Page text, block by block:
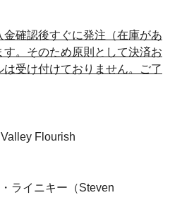
確認後すぐに発注（在庫があ
。そのため原則として決済お
受け付けておりません。ご了
Flourish
ライニキー（Steven